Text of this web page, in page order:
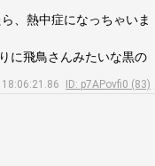
、熱中症になっちゃいま
に飛鳥さんみたいな黒の
ID: p7APovfi0 (83)